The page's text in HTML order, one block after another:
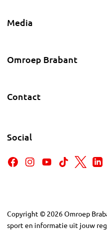
Media
Omroep Brabant
Contact
Social
Copyright © 2026Omroep
sport en informatie uit jouw